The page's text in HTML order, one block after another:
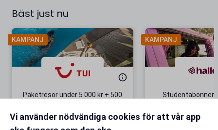
Bäst just nu
KAMPANJ
Paketresor under 5 000 kr + 500
Gäller även på redan prissänkta
KAMPANJ
+ 20 GB
Vi använder nödvändiga cookies för att vår app